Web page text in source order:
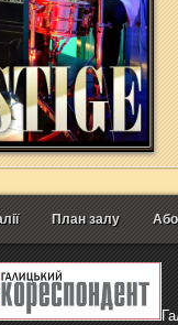
План залу